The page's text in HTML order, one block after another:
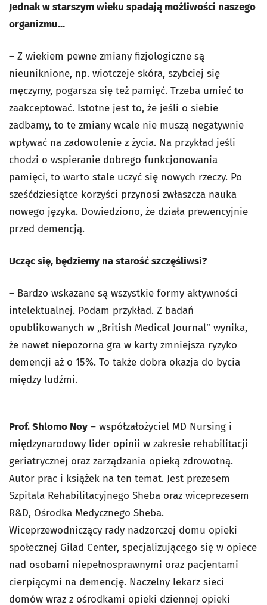
Jednak w starszym wieku spadają możliwości naszego
organizmu...
– Z wiekiem pewne zmiany fizjologiczne są
nieuniknione, np. wiotczeje skóra, szybciej się
męczymy, pogarsza się też pamięć. Trzeba umieć to
zaakceptować. Istotne jest to, że jeśli o siebie
zadbamy, to te zmiany wcale nie muszą negatywnie
wpływać na zadowolenie z życia. Na przykład jeśli
chodzi o wspieranie dobrego funkcjonowania
pamięci, to warto stale uczyć się nowych rzeczy. Po
sześćdziesiątce korzyści przynosi zwłaszcza nauka
nowego języka. Dowiedziono, że działa prewencyjnie
przed demencją.
Ucząc się, będziemy na starość szczęśliwsi?
– Bardzo wskazane są wszystkie formy aktywności
intelektualnej. Podam przykład. Z badań
opublikowanych w „British Medical Journal” wynika,
że nawet niepozorna gra w karty zmniejsza ryzyko
demencji aż o 15%. To także dobra okazja do bycia
między ludźmi.
Prof. Shlomo Noy – współzałożyciel MD Nursing i
międzynarodowy lider opinii w zakresie rehabilitacji
geriatrycznej oraz zarządzania opieką zdrowotną.
Autor prac i książek na ten temat. Jest prezesem
Szpitala Rehabilitacyjnego Sheba oraz wiceprezesem
R&D, Ośrodka Medycznego Sheba.
Wiceprzewodniczący rady nadzorczej domu opieki
społecznej Gilad Center, specjalizującego się w opiece
nad osobami niepełnosprawnymi oraz pacjentami
cierpiącymi na demencję. Naczelny lekarz sieci
domów wraz z ośrodkami opieki dziennej opieki